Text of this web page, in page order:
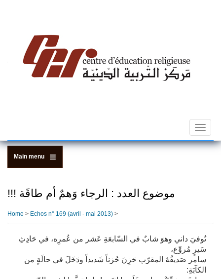
Toggle
Main menu
!!! موضوع العدد : الرجاء وَهمٌ أم طاقَة
Home > Echos n­° 169 (avril - mai 2013) >
تُوفيَ داني وهوَ شابٌ في السّابعَةِ عَشر من عُمرِه، في حَادِثِ
سَيرٍ مُروِّع،
سامر صَديقُهُ المقرّب حَزِنَ حُزناً شَديداً ودَخَلَ في حالَةٍ من
الكآبَةِ: